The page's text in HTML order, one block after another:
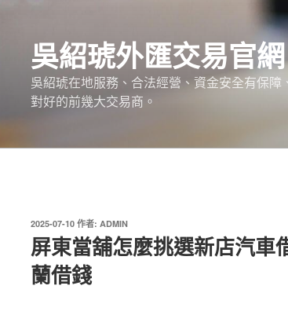
吳紹琥外匯交易官網
吳紹琥在地服務、合法經營、資金安全有保
對好的前幾大交易商。
發
佈
於
2025-07-10 作者: ADMIN
屏東當舖怎麼挑選新店汽車
蘭借錢